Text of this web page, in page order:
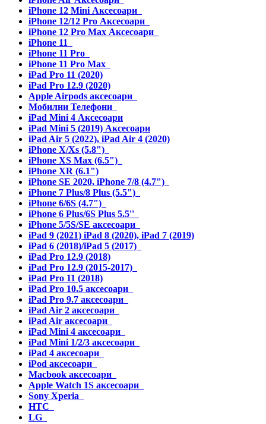
iPhone 12 Mini Аксесоари
iPhone 12/12 Pro Аксесоари
iPhone 12 Pro Max Аксесоари
iPhone 11
iPhone 11 Pro
iPhone 11 Pro Max
iPad Pro 11 (2020)
iPad Pro 12.9 (2020)
Apple Airpods аксесоари
Мобилни Телефони
iPad Mini 4 Аксесоари
iPad Mini 5 (2019) Аксесоари
iPad Air 5 (2022), iPad Air 4 (2020)
iPhone X/Xs (5.8")
iPhone XS Max (6.5")
iPhone XR (6.1")
iPhone SE 2020, iPhone 7/8 (4.7")
iPhone 7 Plus/8 Plus (5.5")
iPhone 6/6S (4.7")
iPhone 6 Plus/6S Plus 5.5''
iPhone 5/5S/SE аксесоари
iPad 9 (2021) iPad 8 (2020), iPad 7 (2019)
iPad 6 (2018)/iPad 5 (2017)
iPad Pro 12.9 (2018)
iPad Pro 12.9 (2015-2017)
iPad Pro 11 (2018)
iPad Pro 10.5 аксесоари
iPad Pro 9.7 аксесоари
iPad Air 2 аксесоари
iPad Air аксесоари
iPad Mini 4 аксесоари
iPad Mini 1/2/3 аксесоари
iPad 4 аксесоари
iPod аксесоари
Macbook аксесоари
Apple Watch 1S аксесоари
Sony Xperia
HTC
LG